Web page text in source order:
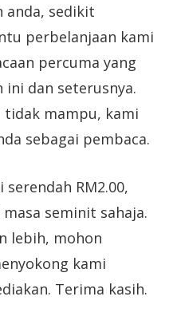
anda, sedikit
perbelanjaan kami
percuma yang
dan seterusnya.
tidak mampu, kami
sebagai pembaca.
RM2.00,
seminit sahaja.
lebih, mohon
kami
Terima kasih.